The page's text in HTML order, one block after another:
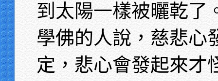
到太陽一樣被曬乾了
學佛的人說，慈悲心
定，悲心會發起來才